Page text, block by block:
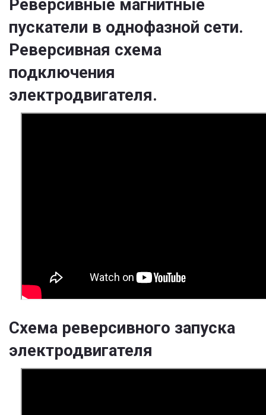
Реверсивные магнитные
пускатели в однофазной сети.
Реверсивная схема
подключения
электродвигателя.
Схема реверсивного запуска
электродвигателя